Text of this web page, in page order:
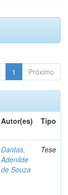
1 Próximo
Autor(es) Tipo
Dantas,
Adenilde
de Souza
Tese